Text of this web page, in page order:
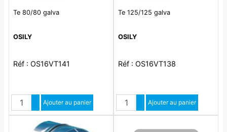
Te 80/80 galva
OSILY
Réf : OS16VT141
QuantitéAugmenter quantité
Diminuer quantité
Ajouter au panier
Te 125/125 galva
OSILY
Réf : OS16VT138
QuantitéAugmenter quantité
Diminuer quantité
Ajouter au panier